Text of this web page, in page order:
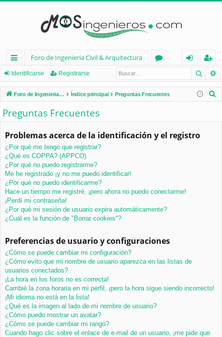
nl
ac
es
rá
pi
d
os
Foro de Ingenieria Civil & Arquitectura
os
nt
ifi
rs
eg
ist
ra
Identificarse Registrarse
Foro de Ingenieria Civil & Arquitectura Índice principal Preguntas Frecuentes
Preguntas Frecuentes
Problemas acerca de la identificación y el registro
¿Por qué me tengo que registrar?
¿Qué es COPPA? (APPCO)
¿Por qué no puedo registrarme?
Me he registrado ¡y no me puedo identificar!
¿Por qué no puedo identificarme?
Hace un tiempo me registré, ¡pero ahora no puedo conectarme!
¡Perdí mi contraseña!
¿Por qué mi sesión de usuario expira automáticamente?
¿Cuál es la función de "Borrar cookies"?
Preferencias de usuario y configuraciones
¿Cómo se puede cambiar mi configuración?
¿Cómo evito que mi nombre de usuario aparezca en las listas de
usuarios conectados?
¡La hora en los foros no es correcta!
Cambié la zona horaria en mi perfil, ¡pero la hora sigue siendo incorrecto!
¡Mi idioma no está en la lista!
¿Qué es la imagen al lado de mi nombre de usuario?
¿Cómo puedo mostrar un avatar?
¿Cómo se puede cambiar mi rango?
Cuando hago clic sobre el enlace de e-mail de un usuario, ¡me pide que